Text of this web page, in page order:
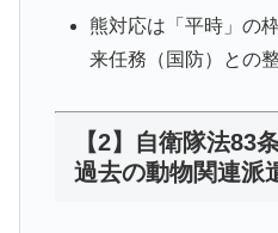
熊対応は「平時」の
来任務（国防）との
【2】自衛隊法83
過去の動物関連派